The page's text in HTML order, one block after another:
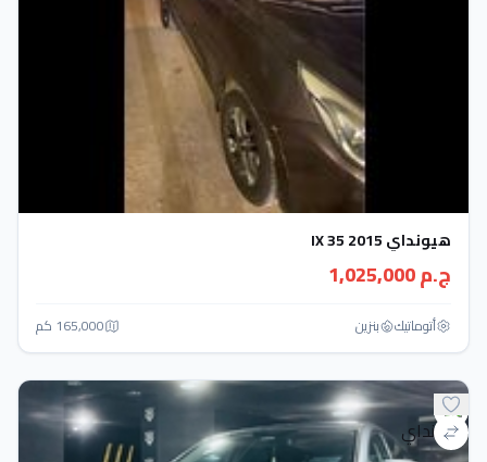
هيونداي IX 35 2015
ج.م 1,025,000
أتوماتيك‎ بنزين 165,000 كم